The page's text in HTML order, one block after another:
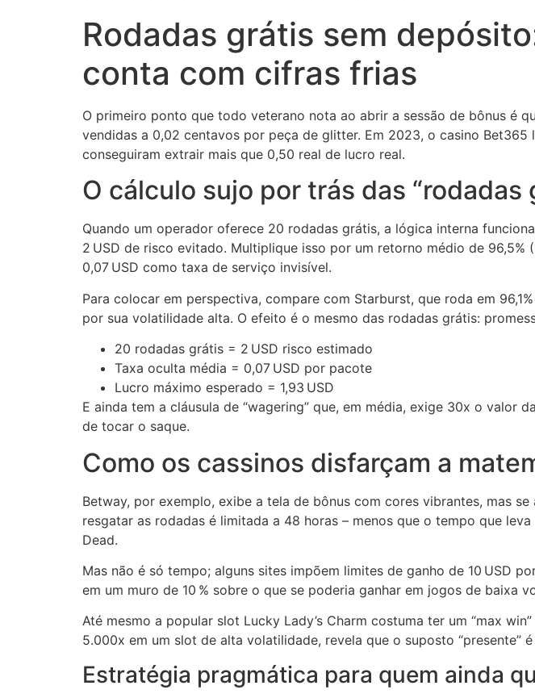
Rodadas grátis sem
conta com cifras frias
O primeiro ponto que todo veterano nota ao abrir a sessão de bônus é
vendidas a 0,02 centavos por peça de glitter. Em 2023, o casino
conseguiram extrair mais que 0,50 real de lucro real.
O cálculo sujo por trás das “rodadas
Quando um operador oferece 20 rodadas grátis, a lógica interna
2 USD de risco evitado. Multiplique isso por um retorno médio de 96,5%
0,07 USD como taxa de serviço invisível.
Para colocar em perspectiva, compare com Starburst, que roda em
por sua volatilidade alta. O efeito é o mesmo das rodadas grátis:
20 rodadas grátis = 2 USD risco estimado
Taxa oculta média = 0,07 USD por pacote
Lucro máximo esperado = 1,93 USD
E ainda tem a cláusula de “wagering” que, em média, exige 30x o valor
de tocar o saque.
Como os cassinos disfarçam a
Betway, por exemplo, exibe a tela de bônus com cores vibrantes, mas
resgatar as rodadas é limitada a 48 horas – menos que o tempo que
Dead.
Mas não é só tempo; alguns sites impõem limites de ganho de 10 USD
em um muro de 10 % sobre o que se poderia ganhar em jogos de baixa
Até mesmo a popular slot Lucky Lady’s Charm costuma ter um “max
5.000x em um slot de alta volatilidade, revela que o suposto “presente”
Estratégia pragmática para quem ainda